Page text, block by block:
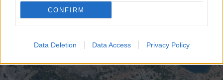
CONFIRM
Data Deletion Data Access Privacy Policy